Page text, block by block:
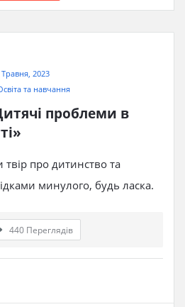
Травня, 2023
та навчання
проблеми в
про дитинство та
минулого, будь ласка.
440 Переглядів